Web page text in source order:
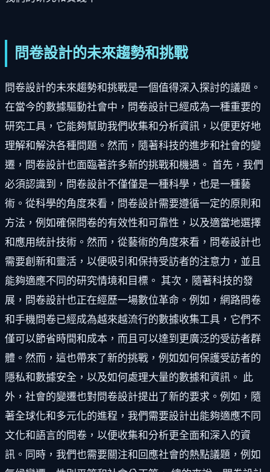
問卷設計的未來趨勢和挑戰
問卷設計的未來趨勢和挑戰是一個值得深入探討的議題。
在當今的數據驅動社會中，問卷設計已經成為一種重要的
研究工具，它能夠幫助我們收集和分析資訊，以便更好地
理解和解決各種問題。然而，隨著科技的進步和社會的變
遷，問卷設計也面臨著許多新的挑戰和機遇。 首先，我們
必須認識到，問卷設計不僅僅是一種科學，也是一種藝
術。從科學的角度來看，問卷設計需要遵循一定的原則和
方法，例如確保問卷的有效性和可靠性，以及適當地選擇
和應用統計技術。然而，從藝術的角度來看，問卷設計也
需要創新和靈活，以便吸引和保持受訪者的注意力，並且
能夠適應不同的研究情境和目標。 其次，隨著科技的發
展，問卷設計也正在經歷一場數位革命。例如，網路問卷
和手機問卷已經成為越來越流行的數據收集工具，它們不
僅可以節省時間和成本，而且可以達到更廣泛的受訪者群
體。然而，這也帶來了新的挑戰，例如如何保護受訪者的
隱私和數據安全，以及如何處理大量的數據和資訊。 此
外，社會的變遷也對問卷設計提出了新的要求。例如，隨
著全球化和多元化的進程，我們需要設計出能夠適應不同
文化和語言的問卷，以便收集和分析更全面和深入的資
訊。同時，我們也需要關注和回應社會的熱點議題，例如